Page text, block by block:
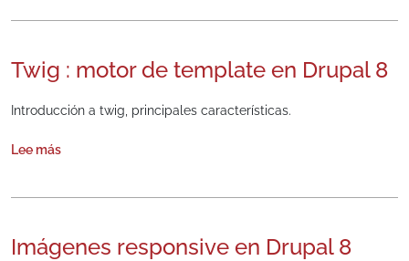
Twig : motor de template en Drupal 8
Introducción a twig, principales características.
Lee más
sobre Twig : motor de template en Drupal 8
Imágenes responsive en Drupal 8